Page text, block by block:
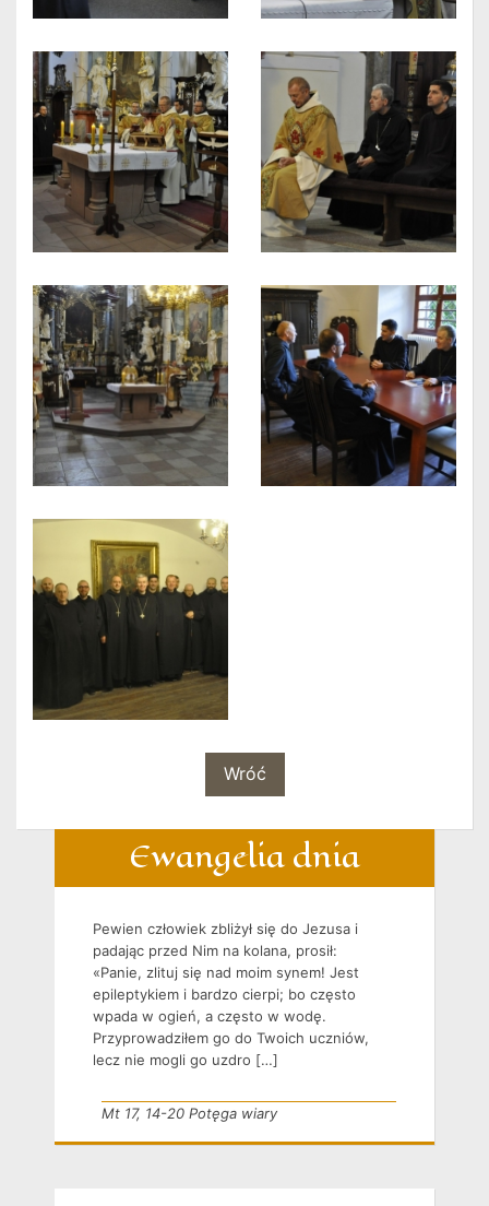
Wróć
Ewangelia dnia
Pewien człowiek zbliżył się do Jezusa i
padając przed Nim na kolana, prosił:
«Panie, zlituj się nad moim synem! Jest
epileptykiem i bardzo cierpi; bo często
wpada w ogień, a często w wodę.
Przyprowadziłem go do Twoich uczniów,
lecz nie mogli go uzdro […]
Mt 17, 14-20 Potęga wiary